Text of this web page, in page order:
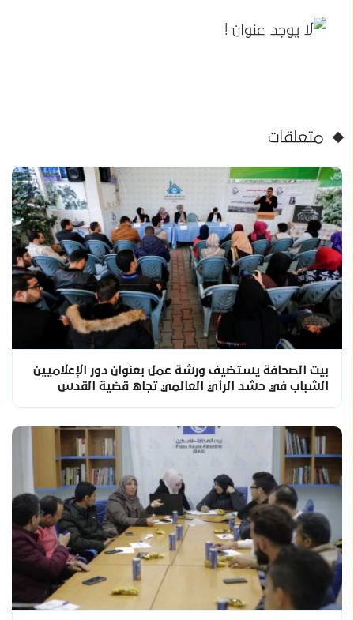
متعلقات
بيت الصحافة يستضيف ورشة عمل بعنوان دور الإعلاميين
الشباب في حشد الرأي العالمي تجاه قضية القدس